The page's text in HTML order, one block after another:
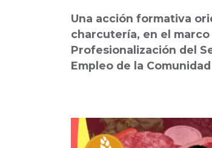
Una acción formativa
charcutería, en el
Profesionalización del
Empleo de la